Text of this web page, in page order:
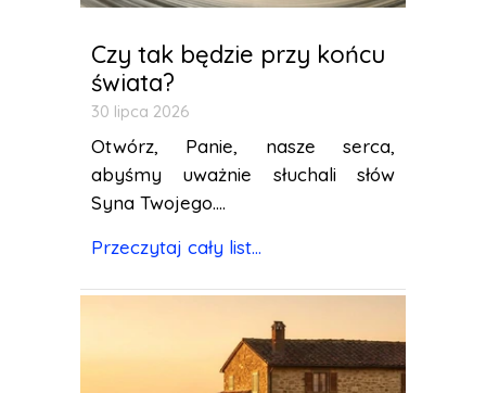
Czy tak będzie przy końcu
świata?
30 lipca 2026
Otwórz, Panie, nasze serca,
abyśmy uważnie słuchali słów
Syna Twojego....
Przeczytaj cały list...